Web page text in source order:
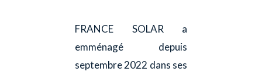
FRANCE SOLAR a
emménagé depuis
septembre 2022 dans ses